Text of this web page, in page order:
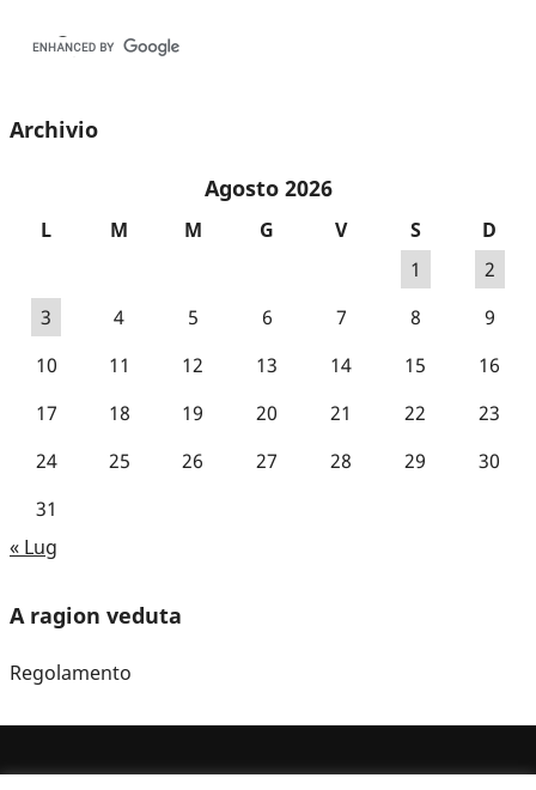
Archivio
Agosto 2026
L M M G V S
D
1
2
3
4 5 6 7 8
9
10
11 12 13 14 15
16
17
18 19 20 21 22
23
24
25 26 27 28 29
30
31
« Lug
A ragion veduta
Regolamento